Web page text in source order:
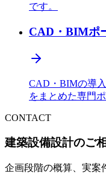
です。
CAD・BIMポ
CAD・BIMの導
をまとめた専門
CONTACT
建築設備設計のご
企画段階の概算、実案